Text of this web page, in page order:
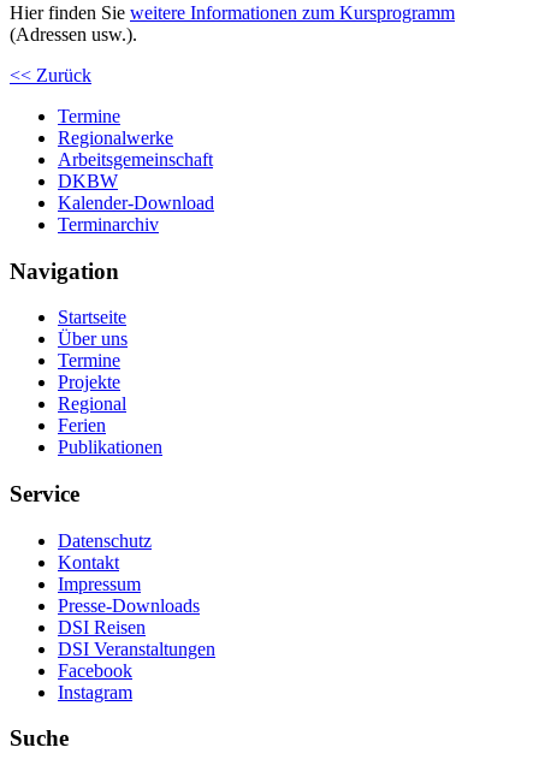
Hier finden Sie weitere Informationen zum Kursprogramm
(Adressen usw.).
<< Zurück
Termine
Regionalwerke
Arbeitsgemeinschaft
DKBW
Kalender-Download
Terminarchiv
Navigation
Startseite
Über uns
Termine
Projekte
Regional
Ferien
Publikationen
Service
Datenschutz
Kontakt
Impressum
Presse-Downloads
DSI Reisen
DSI Veranstaltungen
Facebook
Instagram
Suche